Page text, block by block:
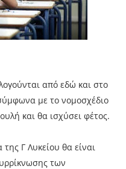
από εδώ και στο
με το νομοσχέδιο
και θα ισχύσει φέτος.
Γ Λυκείου θα είναι
των